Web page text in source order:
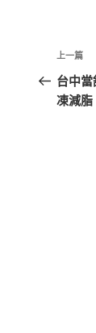
文
章
導
上
一
篇
上一篇
台中
凍減脂